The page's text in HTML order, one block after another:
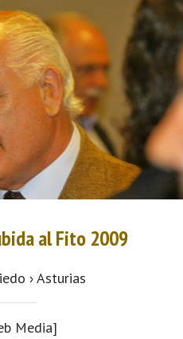
al Fito 2009
› Asturias
Media]